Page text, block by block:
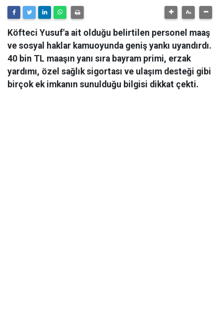
Köfteci Yusuf'a ait olduğu belirtilen personel maaş
ve sosyal haklar kamuoyunda geniş yankı uyandırdı.
40 bin TL maaşın yanı sıra bayram primi, erzak
yardımı, özel sağlık sigortası ve ulaşım desteği gibi
birçok ek imkanın sunulduğu bilgisi dikkat çekti.